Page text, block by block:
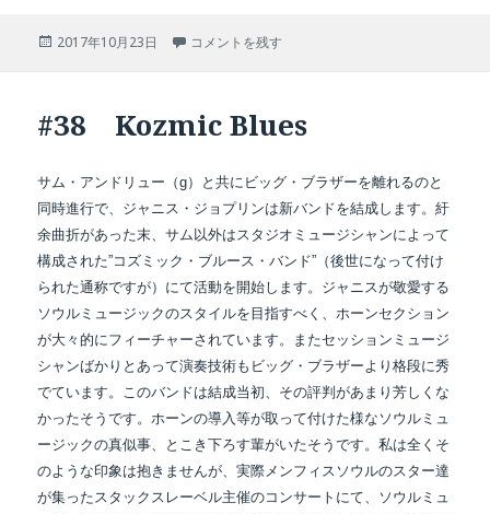
投
2017年10月23日 #39 Pearl に
コメントを残す
#38 Kozmic Blues
サム・アンドリュー（g）と共にビッグ・ブラザーを離れるのと
同時進行で、ジャニス・ジョプリンは新バンドを結成します。紆
余曲折があった末、サム以外はスタジオミュージシャンによって
構成された”コズミック・ブルース・バンド”（後世になって付け
られた通称ですが）にて活動を開始します。ジャニスが敬愛する
ソウルミュージックのスタイルを目指すべく、ホーンセクション
が大々的にフィーチャーされています。またセッションミュージ
シャンばかりとあって演奏技術もビッグ・ブラザーより格段に秀
でています。このバンドは結成当初、その評判があまり芳しくな
かったそうです。ホーンの導入等が取って付けた様なソウルミュ
ージックの真似事、とこき下ろす輩がいたそうです。私は全くそ
のような印象は抱きませんが、実際メンフィスソウルのスター達
が集ったスタックスレーベル主催のコンサートにて、ソウルミュ